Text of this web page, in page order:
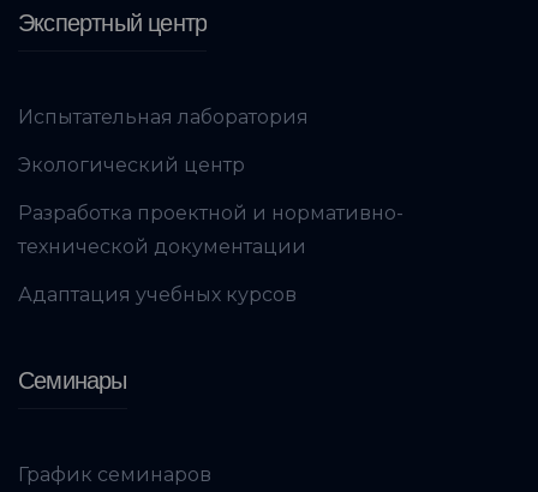
Экспертный центр
Испытательная лаборатория
Экологический центр
Разработка проектной и нормативно-
технической документации
Адаптация учебных курсов
Семинары
График семинаров